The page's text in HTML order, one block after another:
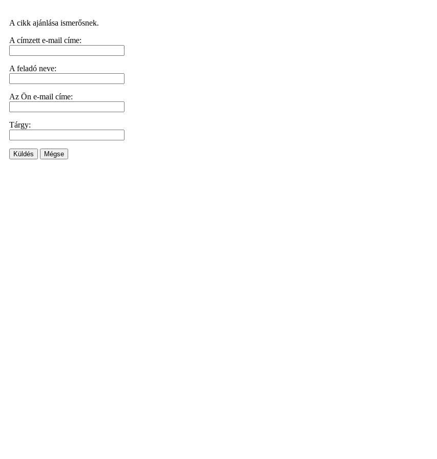
A cikk ajánlása ismerősnek.
A címzett e-mail címe:
A feladó neve:
Az Ön e-mail címe:
Tárgy:
Küldés Mégse